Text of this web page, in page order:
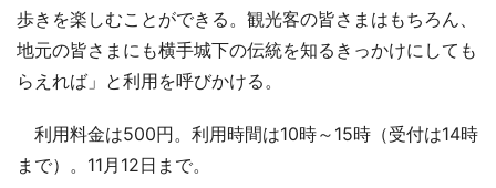
歩きを楽しむことができる。観光客の皆さまはもちろん、
地元の皆さまにも横手城下の伝統を知るきっかけにしても
らえれば」と利用を呼びかける。
利用料金は500円。利用時間は10時～15時（受付は14時
まで）。11月12日まで。